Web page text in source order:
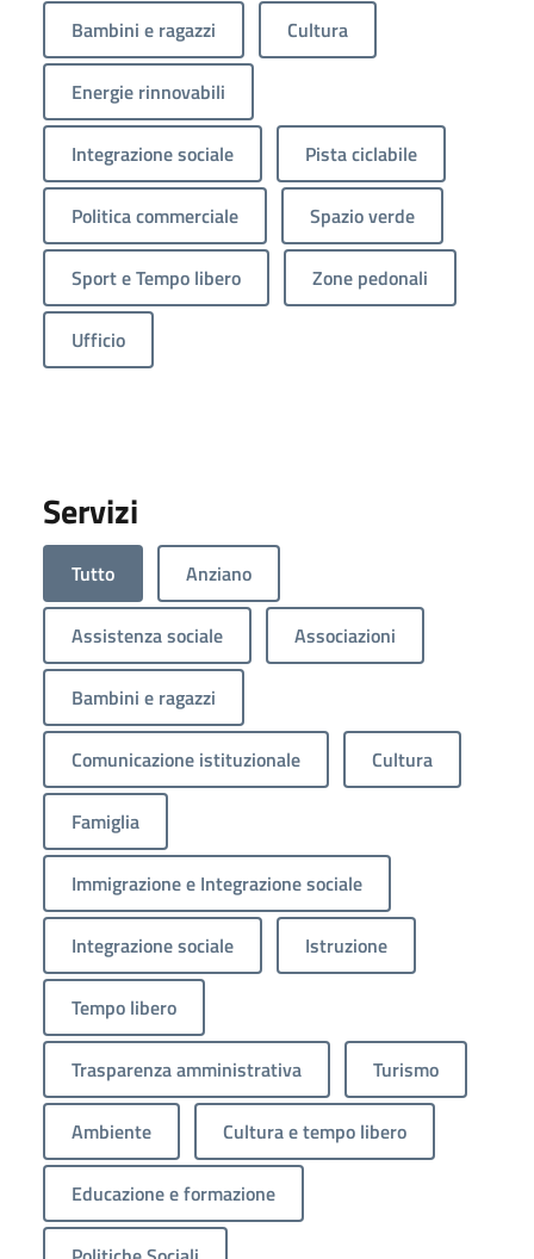
Bambini e ragazzi Cultura
Energie rinnovabili
Integrazione sociale Pista ciclabile
Politica commerciale Spazio verde
Sport e Tempo libero Zone pedonali
Ufficio
Servizi
Tutto Anziano
Assistenza sociale Associazioni
Bambini e ragazzi
Comunicazione istituzionale Cultura
Famiglia
Immigrazione e Integrazione sociale
Integrazione sociale Istruzione
Tempo libero
Trasparenza amministrativa Turismo
Ambiente Cultura e tempo libero
Educazione e formazione